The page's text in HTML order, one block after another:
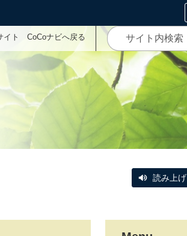
イト CoCoナビへ戻る
読み上げ